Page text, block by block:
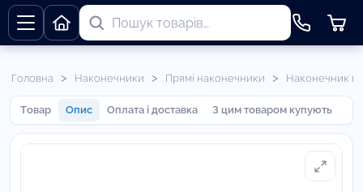
Головна > Наконечники > Прямі наконечники > Наконечник
Товар Опис Оплата і доставка З цим товаром купують